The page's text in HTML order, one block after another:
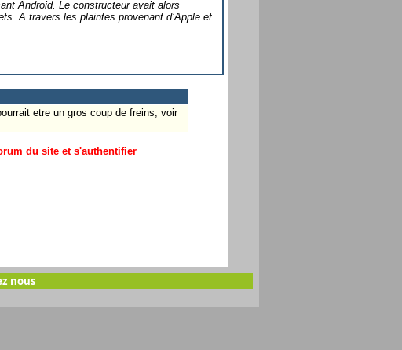
Android. Le constructeur avait alors
A travers les plaintes provenant d’Apple et
etre un gros coup de freins, voir
du site et s'authentifier
nous